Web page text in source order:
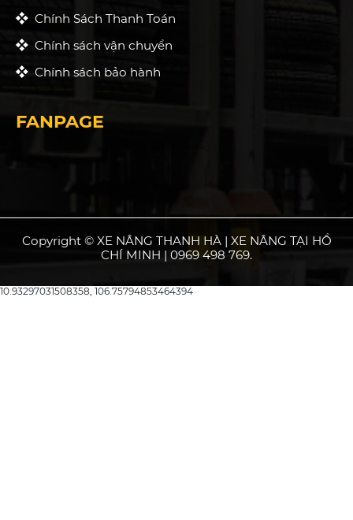
Chính Sách Thanh Toán
Chính sách vận chuyển
Chính sách bảo hành
FANPAGE
Copyright © XE NÂNG THANH HÀ | XE NÂNG TẠI HỒ
CHÍ MINH | 0969 498 769.
10.93297031508358, 106.75794853464394